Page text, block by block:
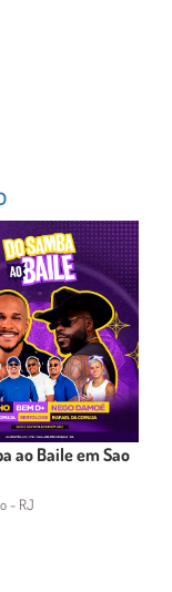
ao Baile em Sao
- RJ